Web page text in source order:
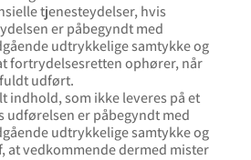
tjenesteydelser, hvis
er påbegyndt med
udtrykkelige samtykke og
fortrydelsesretten ophører, når
udført.
indhold, som ikke leveres på et
udførelsen er påbegyndt med
udtrykkelige samtykke og
at vedkommende dermed mister